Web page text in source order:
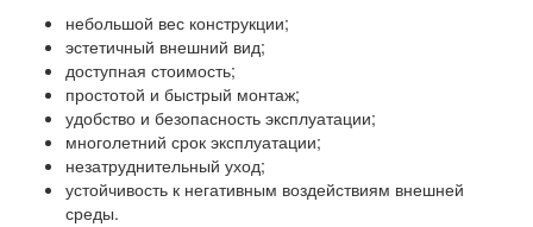
небольшой вес конструкции;
эстетичный внешний вид;
доступная стоимость;
простотой и быстрый монтаж;
удобство и безопасность эксплуатации;
многолетний срок эксплуатации;
незатруднительный уход;
устойчивость к негативным воздействиям внешней
среды.